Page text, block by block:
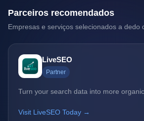
Parceiros recomendados
Empresas e serviços selecionados a dedo
LiveSEO
Partner
Turn your search data into more
Visit LiveSEO Today →